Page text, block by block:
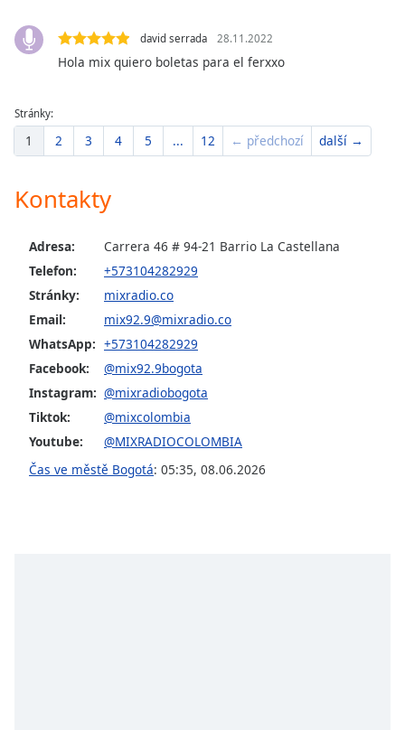
david serrada 28.11.2022
Hola mix quiero boletas para el ferxxo
Stránky:
1 2 3 4 5 ... 12 ← předchozí další →
Kontakty
Adresa:
Carrera 46 # 94-21 Barrio La Castellana
Telefon:
+573104282929
Stránky:
mixradio.co
Email:
mix92.9@mixradio.co
WhatsApp: +573104282929
Facebook:
@mix92.9bogota
Instagram: @mixradiobogota
Tiktok:
@mixcolombia
Youtube:
@MIXRADIOCOLOMBIA
Čas ve městě Bogotá: 05:35, 08.06.2026